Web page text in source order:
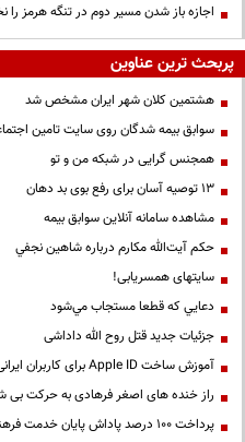
اجازه باز شدن مسیر دوم در تنگه هرمز را
پربحث ترین عناوین
هشتمین کلان شهر ایران مشخص شد
سوابق بیمه شدگان روی سایت تامین
همجنس گرایی در شبکه من و تو
13 توصیه آسان برای رفع بوی بد دهان
مشاهده سامانه آنلاين سوابق بیمه
حكم آيت‌الله مكارم درباره شاهين نجفي
سایتهای همسریابی!
دعايي كه قطعا مستجاب مي‌شود
جزئیات جدید قتل روح الله داداشی
آموزش ساخت Apple ID برای کاربران ایرانی
راز خنده های اصغر فرهادی به حرکت بی
پرداخت ۱۰۰ درصد پاداش پایان خدمت فرهنگیان